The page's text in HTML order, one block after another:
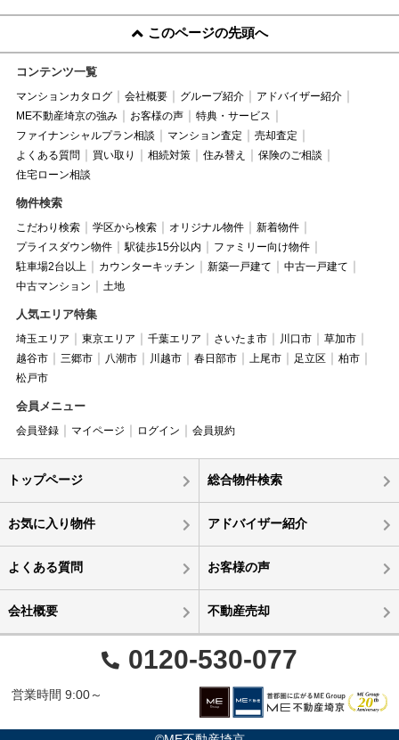
このページの先頭へ
コンテンツ一覧
マンションカタログ 会社概要 グループ紹介
アドバイザー紹介
ME不動産埼京の強み
お客様の声
特典・サービス
ファイナンシャルプラン相談
マンション査定
売却査定
よくある質問
買い取り 相続対策 住み替え
保険のご相談
住宅ローン相談
物件検索
こだわり検索 学区から検索 オリジナル物件
新着物件
プライスダウン物件
駅徒歩15分以内
ファミリー向け物件
駐車場2台以上
カウンターキッチン 新築一戸建て
中古一戸建て
中古マンション
土地
人気エリア特集
埼玉エリア 東京エリア 千葉エリア さいたま市 川口市
草加市
越谷市
三郷市 八潮市 川越市 春日部市 上尾市 足立区
柏市
松戸市
会員メニュー
会員登録 マイページ ログイン 会員規約
トップページ 総合物件検索
お気に入り物件 アドバイザー紹介
よくある質問 お客様の声
会社概要 不動産売却
0120-530-077
営業時間 9:00～